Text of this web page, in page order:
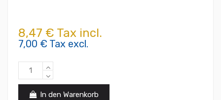
8,47 € Tax incl.
7,00 € Tax excl.
In den Warenkorb